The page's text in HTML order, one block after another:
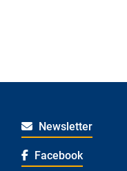
Newsletter
Facebook